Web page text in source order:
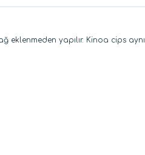
eklenmeden yapılır. Kinoa cips